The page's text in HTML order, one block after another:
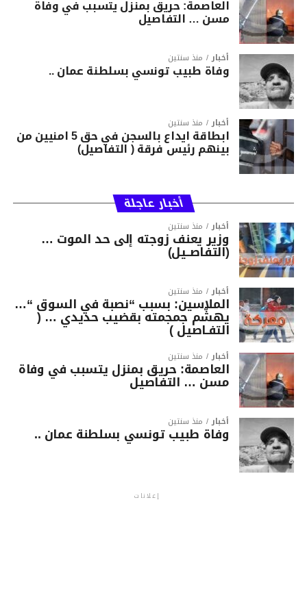
العاصمة: حريق بمنزل يتسبب في وفاة
مسن … التفاصيل
أخبار منذ سنتين
وفاة طبيب تونسي بسلطنة عمان ..
أخبار منذ سنتين
ابطاقة ايداع بالسجن في حق 5 امنيين من
بينهم رئيس فرقة ( التفاصيل)
أخبار عاجلة
أخبار منذ سنتين
وزير يعنف زوجته إلى حد الموت …
(التفاصــيل)
أخبار منذ سنتين
الملاسين: بسبب “نصبة في السوق “…
يهشّم جمجمته بقضيب حديدي … (
التفـاصيل )
أخبار منذ سنتين
العاصمة: حريق بمنزل يتسبب في وفاة
مسن … التفاصيل
أخبار منذ سنتين
وفاة طبيب تونسي بسلطنة عمان ..
إعلانات